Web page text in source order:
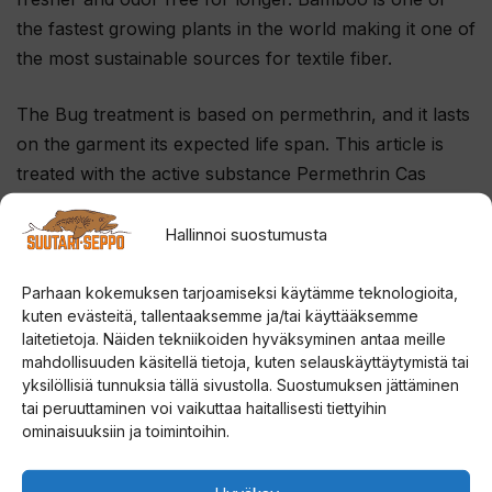
Hallinnoi suostumusta
Parhaan kokemuksen tarjoamiseksi käytämme teknologioita,
kuten evästeitä, tallentaaksemme ja/tai käyttääksemme
laitetietoja. Näiden tekniikoiden hyväksyminen antaa meille
mahdollisuuden käsitellä tietoja, kuten selauskäyttäytymistä tai
yksilöllisiä tunnuksia tällä sivustolla. Suostumuksen jättäminen
tai peruuttaminen voi vaikuttaa haitallisesti tiettyihin
ominaisuuksiin ja toimintoihin.
the fastest growing plants in the world making it one of
the most sustainable sources for textile fiber.
The Bug treatment is based on permethrin, and it lasts
on the garment its expected life span. This article is
treated with the active substance Permethrin Cas
52645-53-1. This article complies with the EU Biocidal
Products Regulation No. 528/2012 and the
“Treated Articles”. Permethrin may cause skin
sensitization.